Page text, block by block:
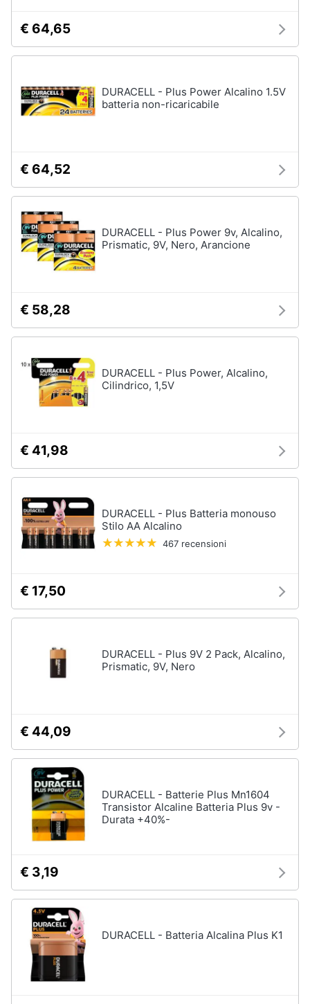
Servizi
Assistenza
clienti
Vedi
tutti
Materiale
elettrico
Interruttori
Adattatore
Vedi
tutti
Semina
Irrigazione
Carriola
Zappa
Nebulizzatore
Sicurezza
automazione
casa
Telecamere
Telecamere
Cronotermostato
€ 64,65
DURACELL - Plus Power Alcalino 1.5V
batteria non-ricaricabile
€ 64,52
DURACELL - Plus Power 9v, Alcalino,
Prismatic, 9V, Nero, Arancione
€ 58,28
DURACELL - Plus Power, Alcalino,
Cilindrico, 1,5V
€ 41,98
DURACELL - Plus Batteria monouso
Stilo AA Alcalino
467 recensioni
€ 17,50
DURACELL - Plus 9V 2 Pack, Alcalino,
Prismatic, 9V, Nero
€ 44,09
DURACELL - Batterie Plus Mn1604
Transistor Alcaline Batteria Plus 9v -
Durata +40%-
€ 3,19
DURACELL - Batteria Alcalina Plus K1